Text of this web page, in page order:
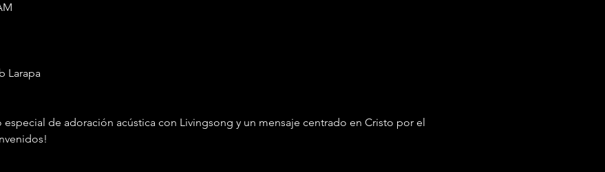
Larapa
de adoración acústica con Livingsong y un mensaje centrado en Cristo por el